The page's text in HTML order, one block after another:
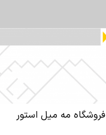
فروشگاه مه میل استور